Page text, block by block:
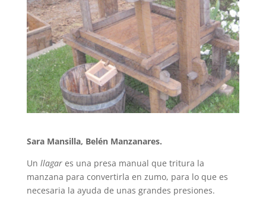
Sara Mansilla, Belén Manzanares.
Un llagares una presa manual que tritura la
manzana para convertirla en zumo, para lo que es
necesaria la ayuda de unas grandes presiones.